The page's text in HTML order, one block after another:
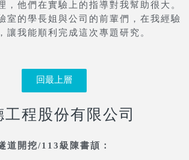
，他們在實驗上的指導對我幫助很大。
室的學長姐與公司的前輩們，在我經驗
讓我能順利完成這次專題研究。
回最上層
工程股份有限公司
道開挖/113級陳書頡：